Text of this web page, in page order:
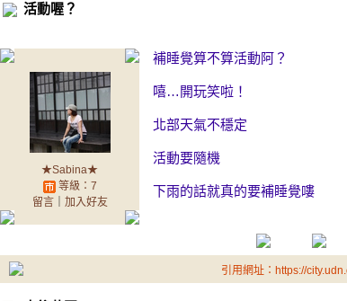
活動喔？
★Sabina★
等級：7
留言｜ 加入好友
補睡覺算不算活動阿？
嘻…開玩笑啦！
北部天氣不穩定
活動要隨機
下雨的話就真的要補睡覺嘍
引用網址：https://